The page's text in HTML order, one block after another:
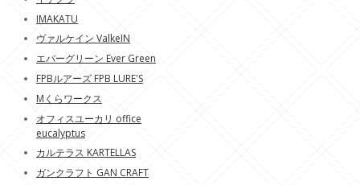
IMAKATU
ヴァルケイン ValkeIN
エバーグリーン Ever Green
FPBルアーズ FPB LURE'S
Mくらワークス
オフィスユーカリ office
eucalyptus
カルテラス KARTELLAS
ガンクラフト GAN CRAFT